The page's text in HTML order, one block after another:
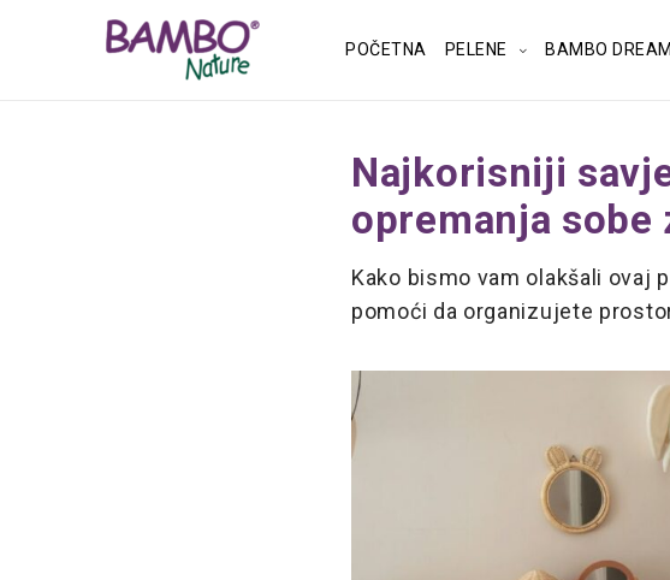
POČETNA PELENE BAMBO
Najkorisniji
opremanja sobe
Kako bismo vam olakšali ovaj
pomoći da organizujete